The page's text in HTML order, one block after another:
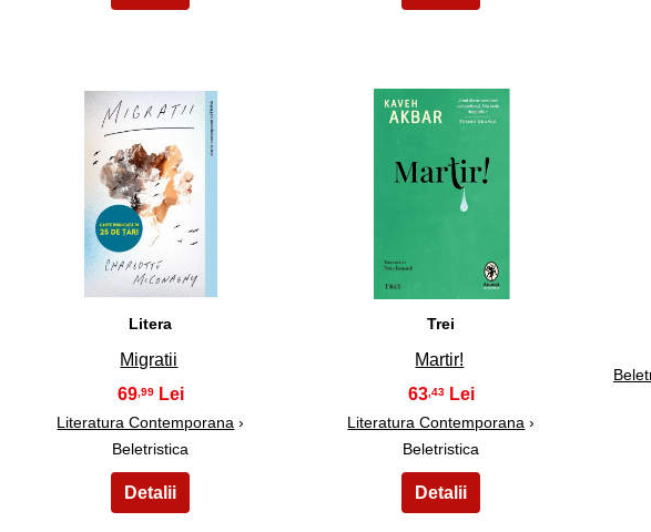
17
Litera
Migratii
69,99
Literatura Contemporana ›
Beletristica
18
Trei
Martir!
63,43
Literatura Contemporana ›
Beletristica